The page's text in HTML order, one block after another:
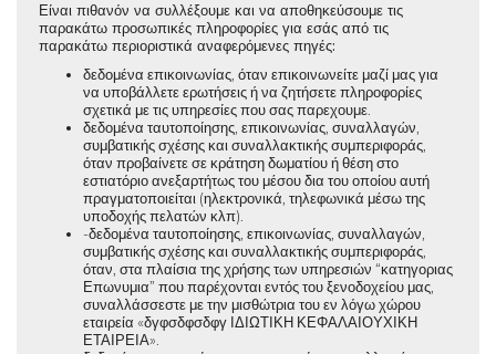
Είναι πιθανόν να συλλέξουμε και να αποθηκεύσουμε τις
παρακάτω προσωπικές πληροφορίες για εσάς από τις
παρακάτω περιοριστικά αναφερόμενες πηγές:
δεδομένα επικοινωνίας, όταν επικοινωνείτε μαζί μας για
να υποβάλλετε ερωτήσεις ή να ζητήσετε πληροφορίες
σχετικά με τις υπηρεσίες που σας παρεχουμε.
δεδομένα ταυτοποίησης, επικοινωνίας, συναλλαγών,
συμβατικής σχέσης και συναλλακτικής συμπεριφοράς,
όταν προβαίνετε σε κράτηση δωματίου ή θέση στο
εστιατόριο ανεξαρτήτως του μέσου δια του οποίου αυτή
πραγματοποιείται (ηλεκτρονικά, τηλεφωνικά μέσω της
υποδοχής πελατών κλπ).
-δεδομένα ταυτοποίησης, επικοινωνίας, συναλλαγών,
συμβατικής σχέσης και συναλλακτικής συμπεριφοράς,
όταν, στα πλαίσια της χρήσης των υπηρεσιών “κατηγοριας
Επωνυμια” που παρέχονται εντός του ξενοδοχείου μας,
συναλλάσσεστε με την μισθώτρια του εν λόγω χώρου
εταιρεία «δγφσδφσδφγ ΙΔΙΩΤΙΚΗ ΚΕΦΑΛΑΙΟΥΧΙΚΗ
ΕΤΑΙΡΕΙΑ».